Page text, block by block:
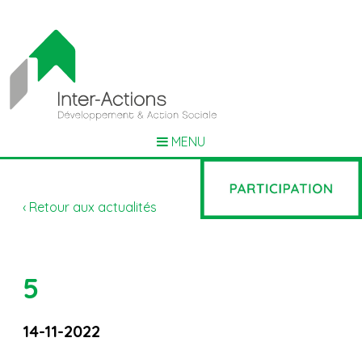
MENU
‹ Retour aux actualités
5
14-11-2022